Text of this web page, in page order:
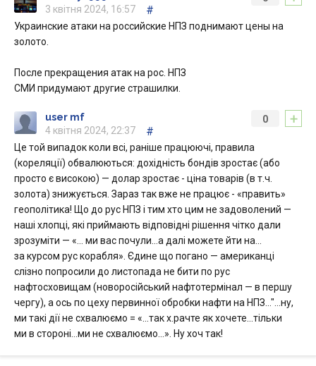
3 квітня 2024, 16:57
#
Украинские атаки на российские НПЗ поднимают цены на
золото.
После прекращения атак на рос. НПЗ
СМИ придумают другие страшилки.
+
0
user mf
4 квітня 2024, 22:37
#
Це той випадок коли всі, раніше працюючі, правила
(кореляції) обвалюються: дохідність бондів зростає (або
просто є високою) — долар зростає - ціна товарів (в т.ч.
золота) знижується. Зараз так вже не працює - «править»
геополітика! Що до рус НПЗ і тим хто цим не задоволений —
наші хлопці, які приймають відповідні рішення чітко дали
зрозуміти — «… ми вас почули…а далі можете йти на…
за курсом рус корабля». Єдине що погано — американці
слізно попросили до листопада не бити по рус
нафтосховищам (новоросійський нафтотермінал — в першу
чергу), а ось по цеху первинної обробки нафти на НПЗ…"…ну,
ми такі дії не схвалюємо = «…так х.рачте як хочете…тільки
ми в стороні…ми не схвалюємо…». Ну хоч так!